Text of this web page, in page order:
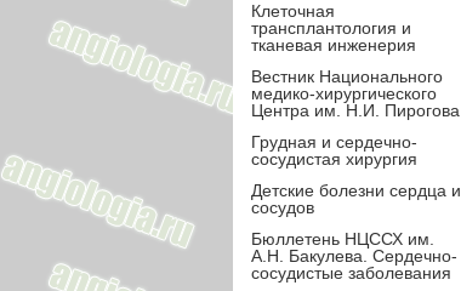
Клеточная
трансплантология и
тканевая инженерия
Вестник Национального
медико-хирургического
Центра им. Н.И. Пирогова
Грудная и сердечно-
сосудистая хирургия
Детские болезни сердца и
сосудов
Бюллетень НЦССХ им.
А.Н. Бакулева. Сердечно-
сосудистые заболевания